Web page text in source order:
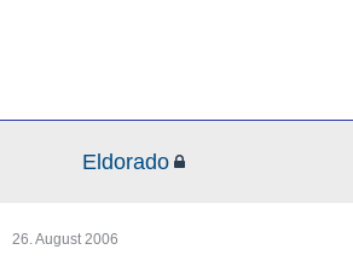
Eldorado
26. August 2006